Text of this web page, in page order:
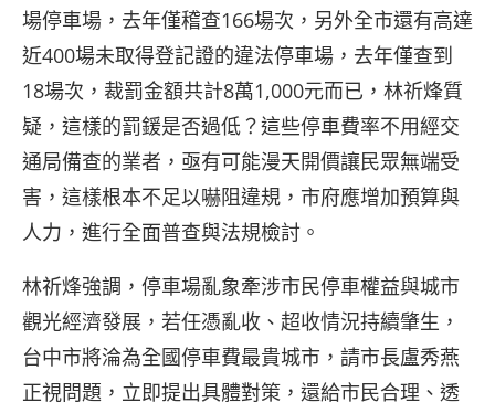
場停車場，去年僅稽查166場次，另外全市還有高達
近400場未取得登記證的違法停車場，去年僅查到
18場次，裁罰金額共計8萬1,000元而已，林祈烽質
疑，這樣的罰鍰是否過低？這些停車費率不用經交
通局備查的業者，亟有可能漫天開價讓民眾無端受
害，這樣根本不足以嚇阻違規，市府應增加預算與
人力，進行全面普查與法規檢討。
林祈烽強調，停車場亂象牽涉市民停車權益與城市
觀光經濟發展，若任憑亂收、超收情況持續肇生，
台中市將淪為全國停車費最貴城市，請市長盧秀燕
正視問題，立即提出具體對策，還給市民合理、透